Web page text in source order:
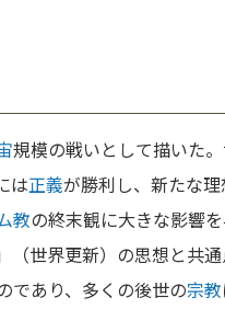
規模の戦いとして描いた
は正義が勝利し、新たな
教の終末観に大きな影響
（世界更新）の思想と共
であり、多くの後世の宗教